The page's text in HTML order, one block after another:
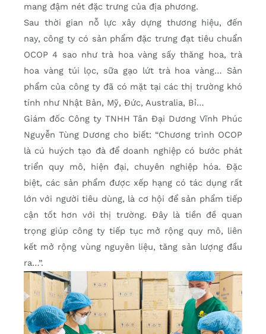
mang đậm nét đặc trưng của địa phương.
Sau thời gian nỗ lực xây dựng thương hiệu, đến
nay, công ty có sản phẩm đặc trưng đạt tiêu chuẩn
OCOP 4 sao như trà hoa vàng sấy thăng hoa, trà
hoa vàng túi lọc, sữa gạo lứt trà hoa vàng… Sản
phẩm của công ty đã có mặt tại các thị trường khó
tính như Nhật Bản, Mỹ, Đức, Australia, Bỉ…
Giám đốc Công ty TNHH Tân Đại Dương Vĩnh Phúc
Nguyễn Tùng Dương cho biết: “Chương trình OCOP
là cú huých tạo đà để doanh nghiệp có bước phát
triển quy mô, hiện đại, chuyên nghiệp hóa. Đặc
biệt, các sản phẩm được xếp hạng có tác dụng rất
lớn với người tiêu dùng, là cơ hội để sản phẩm tiếp
cận tốt hơn với thị trường. Đây là tiền đề quan
trọng giúp công ty tiếp tục mở rộng quy mô, liên
kết mở rộng vùng nguyên liệu, tăng sản lượng đầu
ra…”.